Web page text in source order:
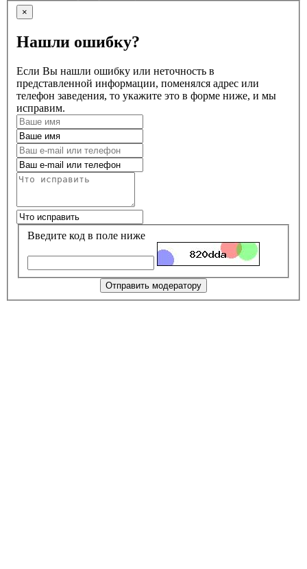
×
Нашли ошибку?
Если Вы нашли ошибку или неточность в
представленной информации, поменялся адрес или
телефон заведения, то укажите это в форме ниже, и мы
исправим.
Введите код в поле ниже
Отправить модератору